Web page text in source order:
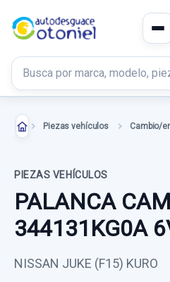
Buscar productos
Piezas vehículos Cambio/
PIEZAS VEHÍCULOS
PALANCA
344131KG0A
NISSAN JUKE (F15) KURO